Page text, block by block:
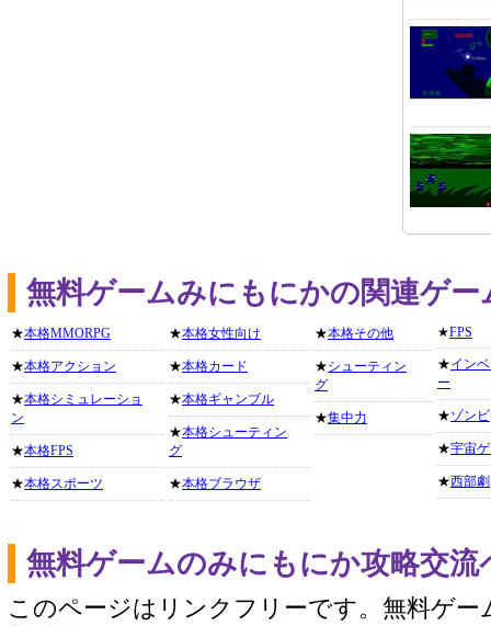
無料ゲームみにもにかの関連ゲ
★本格MMORPG
★本格アクション
★本格シミュレーショ
ン
★本格FPS
★本格スポーツ
★本格女性向け
★本格カード
★本格ギャンブル
★本格シューティン
グ
★本格ブラウザ
★本格その他
★シューティン
グ
★集中力
★FPS
★イン
ー
★ゾンビ
★宇宙
★西部劇
無料ゲームのみにもにか攻略交
このページはリンクフリーです。無料ゲー